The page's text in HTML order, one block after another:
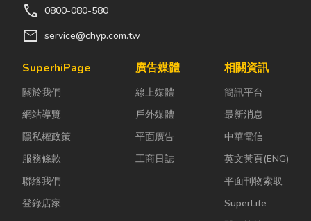
call 0800-080-580
mail service@chyp.com.tw
SuperhiPage
關於我們
網站導覽
隱私權政策
服務條款
聯絡我們
登錄店家
廣告媒體
線上媒體
戶外媒體
平面廣告
工商日誌
相關資訊
簡訊平台
最新消息
中華電信
英文黃頁(ENG)
平面刊物索取
SuperLife